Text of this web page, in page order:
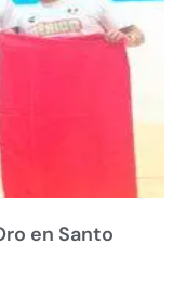
en Santo